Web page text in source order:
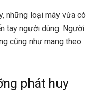
những loại máy vừa có
tay người dùng. Người
cũng như mang theo
phát huy